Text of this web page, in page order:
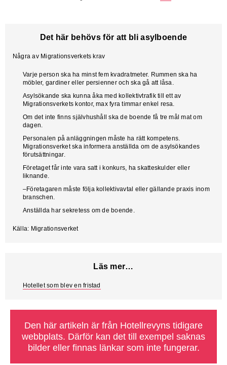
Det här behövs för att bli asylboende
Några av Migrationsverkets krav
Varje person ska ha minst fem kvadratmeter. Rummen ska ha
möbler, gardiner eller persienner och ska gå att låsa.
Asylsökande ska kunna åka med kollektivtrafik till ett av
Migrationsverkets kontor, max fyra timmar enkel resa.
Om det inte finns självhushåll ska de boende få tre mål mat om
dagen.
Personalen på anläggningen måste ha rätt kompetens.
Migrationsverket ska informera anställda om de asylsökandes
förutsättningar.
Företaget får inte vara satt i konkurs, ha skatteskulder eller
liknande.
–Företagaren måste följa kollektivavtal eller gällande praxis inom
branschen.
Anställda har sekretess om de boende.
Källa: Migrationsverket
Läs mer…
Hotellet som blev en fristad
Den här artikeln är från Hotellrevyns tidigare
webbplats. Därför kan det till exempel saknas
bilder eller finnas länkar som inte fungerar.